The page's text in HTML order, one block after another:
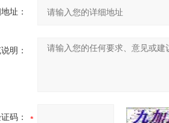
址：
明：
码：